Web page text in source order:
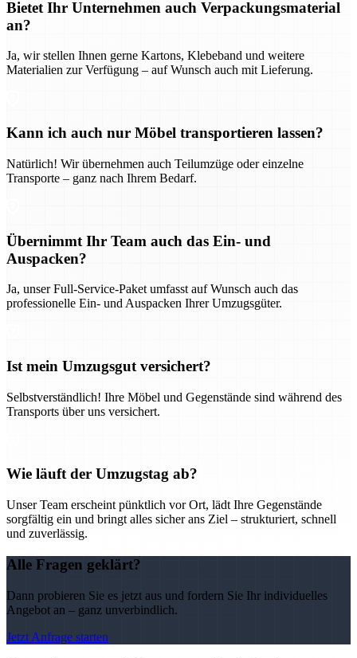
Bietet Ihr Unternehmen auch Verpackungsmaterial
an?
Ja, wir stellen Ihnen gerne Kartons, Klebeband und weitere
Materialien zur Verfügung – auf Wunsch auch mit Lieferung.
Kann ich auch nur Möbel transportieren lassen?
Natürlich! Wir übernehmen auch Teilumzüge oder einzelne
Transporte – ganz nach Ihrem Bedarf.
Übernimmt Ihr Team auch das Ein- und
Auspacken?
Ja, unser Full-Service-Paket umfasst auf Wunsch auch das
professionelle Ein- und Auspacken Ihrer Umzugsgüter.
Ist mein Umzugsgut versichert?
Selbstverständlich! Ihre Möbel und Gegenstände sind während des
Transports über uns versichert.
Wie läuft der Umzugstag ab?
Unser Team erscheint pünktlich vor Ort, lädt Ihre Gegenstände
sorgfältig ein und bringt alles sicher ans Ziel – strukturiert, schnell
und zuverlässig.
Alle Fragen geklärt?
Dann probieren Sie es jetzt aus und fordern Sie Ihr individuelles
Angebot an – ganz unverbindlich.
Jetzt Anfrage starten